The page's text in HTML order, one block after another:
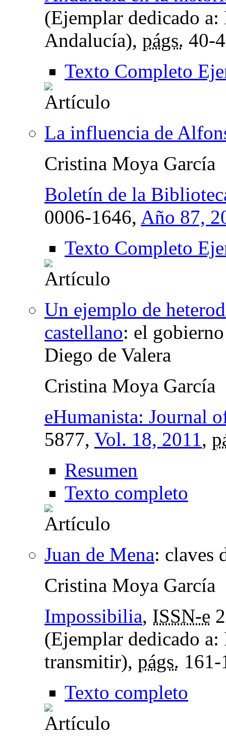
(Ejemplar dedicado
Andalucía), págs. 40-
Texto Completo
La influencia de
Cristina Moya García
Boletín de la
0006-1646, Año 87,
Texto Completo
Un ejemplo de
castellano: el
Diego de Valera
Cristina Moya García
eHumanista: Journal
5877, Vol. 18, 2011,
Resumen
Texto completo
Juan de Mena: claves
Cristina Moya García
Impossibilia, ISSN-e
(Ejemplar dedicado a:
transmitir), págs. 161-
Texto completo